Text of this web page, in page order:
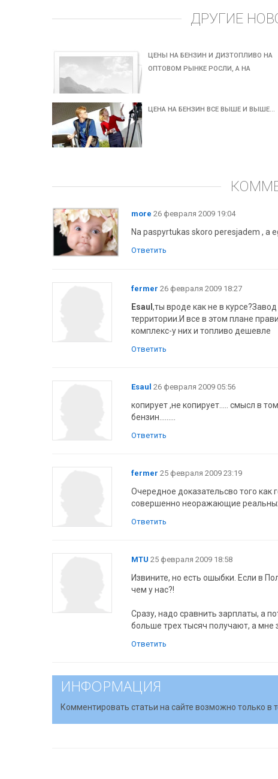
ДРУГИЕ
ЦЕНЫ НА БЕНЗИН И ДИЗТОПЛИВО НА
ОПТОВОМ РЫНКЕ РОСЛИ, А НА
ЦЕНА НА БЕНЗИН ВСЕ ВЫШЕ И ВЫШЕ…
more 26 февраля 2009 19:04
Na paspyrtukas skoro peresjadem , a
Ответить
fermer 26 февраля 2009 18:27
Esaul ,ты вроде как не в
территории.И все в этом плане
комплекс-у них и топливо дешевле
Ответить
Esaul 26 февраля 2009 05:56
копирует ,не копирует..... смысл в
бензин.........
Ответить
fermer 25 февраля 2009 23:19
Очередное доказательсво того
совершенно неоражающие
Ответить
MTU 25 февраля 2009 18:58
Извините, но есть ошыбки. Если в
чем у нас?!
Сразу, надо сравнить зарплаты, а
больше трех тысяч получают, а мне
Ответить
ИНФОРМАЦИЯ
Комментировать статьи на сайте возможно только в